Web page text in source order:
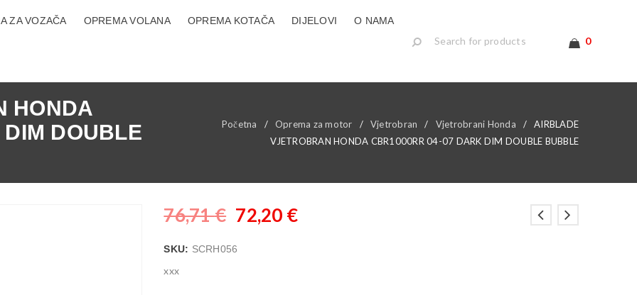
ZA VOZAČA OPREMA VOLANA OPREMA KOTAČA DIJELOVI O NAMA
0
HONDA
DOUBLE
Početna / Oprema za motor / Vjetrobran / Vjetrobrani Honda /
AIRBLADE
VJETROBRAN HONDA CBR1000RR 04-07 DARK DIM DOUBLE BUBBLE
76,71€ 72,20 €
SKU: SCRH056
xxx